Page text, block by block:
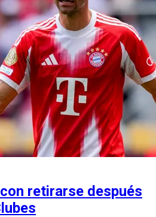
retirarse después